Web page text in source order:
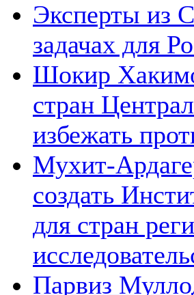
Эксперты из
задачах для
Шокир
стран
избежать
Мухит-
создать
для стран
Парвиз